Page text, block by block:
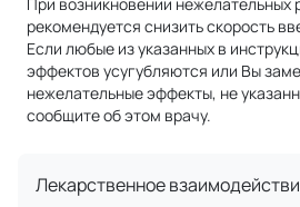
рекомендуется снизить скорость
Если любые из указанных в
эффектов усугубляются или Вы
нежелательные эффекты, не
сообщите об этом врачу.
Лекарственное